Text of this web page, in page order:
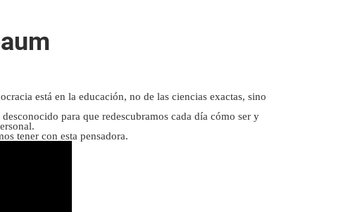
está en la educación, no de las ciencias exactas, sino
para que redescubramos cada día cómo ser y
tener con esta pensadora.